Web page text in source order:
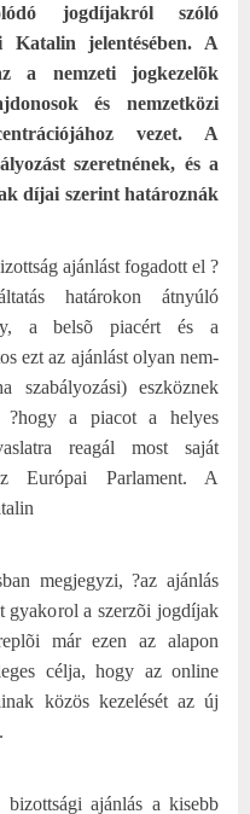
jogdíjakról szóló
jelentésében. A
a nemzeti jogkezelõk
és nemzetközi
vezet. A
szeretnének, és a
díjai szerint határoznák
ajánlást fogadott el ?
határokon átnyúló
a belsõ piacért és a
ezt az ajánlást olyan nem-
szabályozási) eszköznek
?hogy a piacot a helyes
reagál most saját
Európai Parlament. A
megjegyzi, ?az ajánlás
gyakorol a szerzõi jogdíjak
már ezen az alapon
célja, hogy az online
közös kezelését az új
ajánlás a kisebb